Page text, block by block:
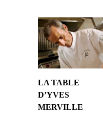
LA TABLE
D’YVES
MERVILLE